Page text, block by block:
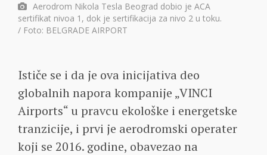
Aerodrom Nikola Tesla Beograd dobio je ACA
sertifikat nivoa 1, dok je sertifikacija za nivo 2 u toku.
/ Foto: BELGRADE AIRPORT
Ističe se i da je ova inicijativa deo
globalnih napora kompanije „VINCI
Airports“ u pravcu ekološke i energetske
tranzicije, i prvi je aerodromski operater
koji se 2016. godine, obavezao na